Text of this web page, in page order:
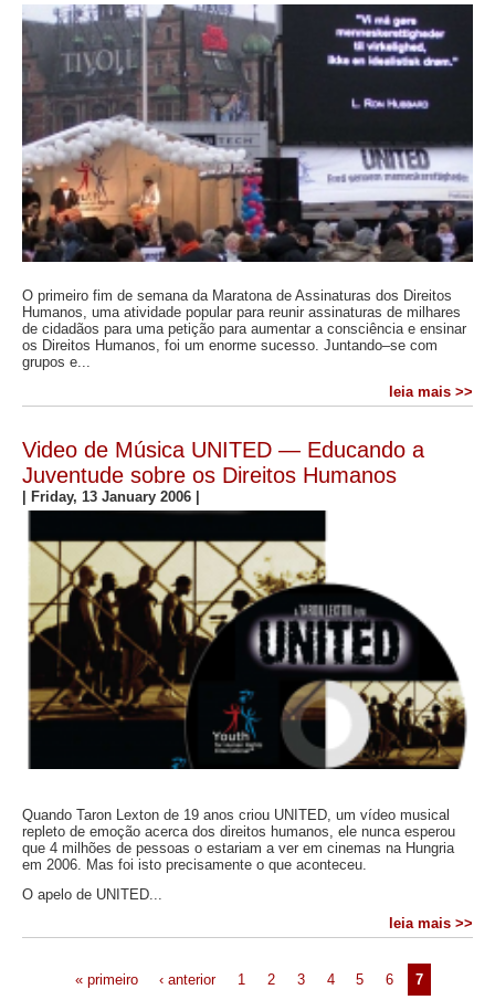
O primeiro fim de semana da Maratona de Assinaturas dos Direitos
Humanos, uma atividade popular para reunir assinaturas de milhares
de cidadãos para uma petição para aumentar a consciência e ensinar
os Direitos Humanos, foi um enorme sucesso. Juntando–se com
grupos e...
leia mais >>
Video de Música UNITED — Educando a
Juventude sobre os Direitos Humanos
| Friday, 13 January 2006 |
Quando Taron Lexton de 19 anos criou UNITED, um vídeo musical
repleto de emoção acerca dos direitos humanos, ele nunca esperou
que 4 milhões de pessoas o estariam a ver em cinemas na Hungria
em 2006. Mas foi isto precisamente o que aconteceu.
O apelo de UNITED...
leia mais >>
« primeiro ‹ anterior 1 2 3 4 5 6 7